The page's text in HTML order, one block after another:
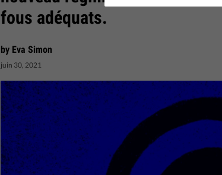
fous adéquats.
by Eva Simon
juin 30, 2021